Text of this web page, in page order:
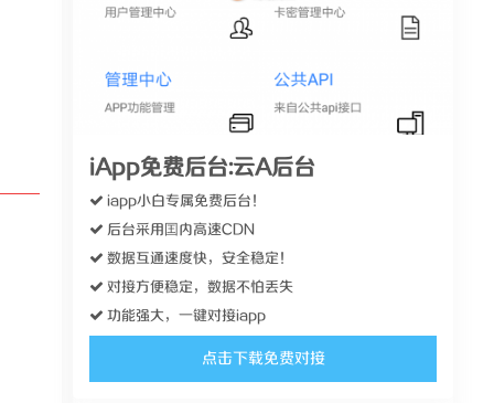
iApp免费后台:云A后台
iapp小白专属免费后台！
后台采用囯内高速CDN
数据互通速度快，安全稳定！
对接方便稳定，数据不怕丢失
功能强大，一键对接iapp
点击下载免费对接